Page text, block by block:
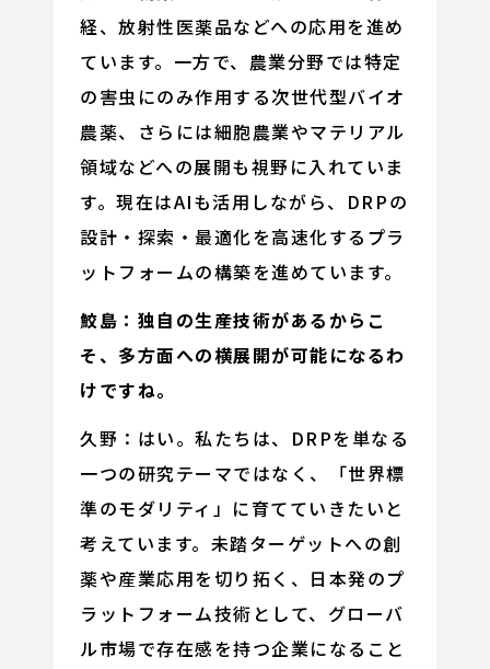
経、放射性医薬品などへの応用を進め
ています。一方で、農業分野では特定
の害虫にのみ作用する次世代型バイオ
農薬、さらには細胞農業やマテリアル
領域などへの展開も視野に入れていま
す。現在はAIも活用しながら、DRPの
設計・探索・最適化を高速化するプラ
ットフォームの構築を進めています。
鮫島：独自の生産技術があるからこ
そ、多方面への横展開が可能になるわ
けですね。
久野：はい。私たちは、DRPを単なる
一つの研究テーマではなく、「世界標
準のモダリティ」に育てていきたいと
考えています。未踏ターゲットへの創
薬や産業応用を切り拓く、日本発のプ
ラットフォーム技術として、グローバ
ル市場で存在感を持つ企業になること